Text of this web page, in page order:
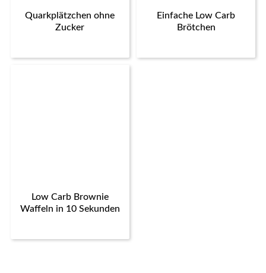
Quarkplätzchen ohne
Zucker
Einfache Low Carb
Brötchen
Low Carb Brownie
Waffeln in 10 Sekunden